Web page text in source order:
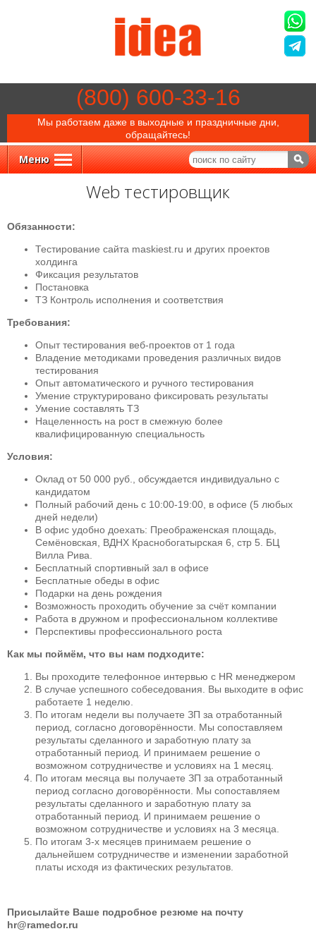
(800) 600-33-16
Мы работаем даже в выходные и праздничные дни,
обращайтесь!
Меню
Web тестировщик
Обязанности:
Тестирование сайта maskiest.ru и других проектов
холдинга
Фиксация результатов
Постановка
ТЗ Контроль исполнения и соответствия
Требования:
Опыт тестирования веб-проектов от 1 года
Владение методиками проведения различных видов
тестирования
Опыт автоматического и ручного тестирования
Умение структурировано фиксировать результаты
Умение составлять ТЗ
Нацеленность на рост в смежную более
квалифицированную специальность
Условия:
Оклад от 50 000 руб., обсуждается индивидуально с
кандидатом
Полный рабочий день с 10:00-19:00, в офисе (5 любых
дней недели)
В офис удобно доехать: Преображенская площадь,
Семёновская, ВДНХ Краснобогатырская 6, стр 5. БЦ
Вилла Рива.
Бесплатный спортивный зал в офисе
Бесплатные обеды в офис
Подарки на день рождения
Возможность проходить обучение за счёт компании
Работа в дружном и профессиональном коллективе
Перспективы профессионального роста
Как мы поймём, что вы нам подходите:
Вы проходите телефонное интервью с HR менеджером
В случае успешного собеседования. Вы выходите в офис
работаете 1 неделю.
По итогам недели вы получаете ЗП за отработанный
период, согласно договорённости. Мы сопоставляем
результаты сделанного и заработную плату за
отработанный период. И принимаем решение о
возможном сотрудничестве и условиях на 1 месяц.
По итогам месяца вы получаете ЗП за отработанный
период согласно договорённости. Мы сопоставляем
результаты сделанного и заработную плату за
отработанный период. И принимаем решение о
возможном сотрудничестве и условиях на 3 месяца.
По итогам 3-х месяцев принимаем решение о
дальнейшем сотрудничестве и изменении заработной
платы исходя из фактических результатов.
Присылайте Ваше подробное резюме на почту
hr@ramedor.ru